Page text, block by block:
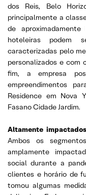
dos Reis, Belo
principalmente a
de
hoteleiras podem
caracterizadas pelo
personalizados e com
fim, a empresa
empreendimentos
Residence em Nova
Fasano Cidade Jardim.
Altamente
Ambos os
amplamente
social durante a
clientes e horário de
tomou algumas